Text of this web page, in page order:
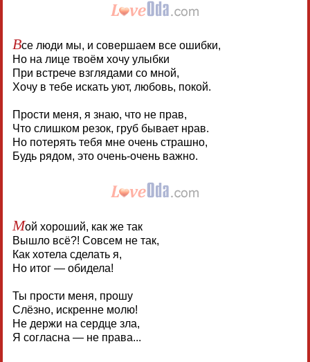
Все люди мы, и совершаем все ошибки,
Но на лице твоём хочу улыбки
При встрече взглядами со мной,
Хочу в тебе искать уют, любовь, покой.
Прости меня, я знаю, что не прав,
Что слишком резок, груб бывает нрав.
Но потерять тебя мне очень страшно,
Будь рядом, это очень-очень важно.
Мой хороший, как же так
Вышло всё?! Совсем не так,
Как хотела сделать я,
Но итог — обидела!
Ты прости меня, прошу
Слёзно, искренне молю!
Не держи на сердце зла,
Я согласна — не права...